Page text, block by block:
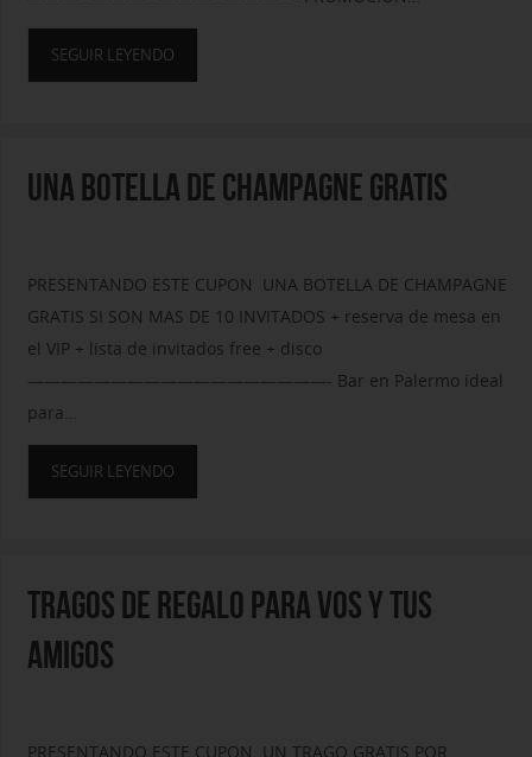
SEGUIR LEYENDO
UNA BOTELLA DE CHAMPAGNE GRATIS
PRESENTANDO ESTE CUPON UNA BOTELLA DE CHAMPAGNE
GRATIS SI SON MAS DE 10 INVITADOS + reserva de mesa en
el VIP + lista de invitados free + disco
——————————————————- Bar en Palermo ideal
para…
SEGUIR LEYENDO
TRAGOS DE REGALO PARA VOS Y TUS
AMIGOS
PRESENTANDO ESTE CUPON UN TRAGO GRATIS POR